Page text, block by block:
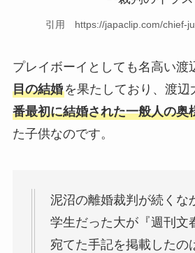
引用 https://japaclip.com/chief-
プレイボーイとしても名高い渡
目の結婚を果たしており、渡辺
番最初に結婚された一般人の奥
た子供なのです。
泥沼の離婚裁判が続くな
学生だった大が『週刊文
宛てた手記を掲載したの